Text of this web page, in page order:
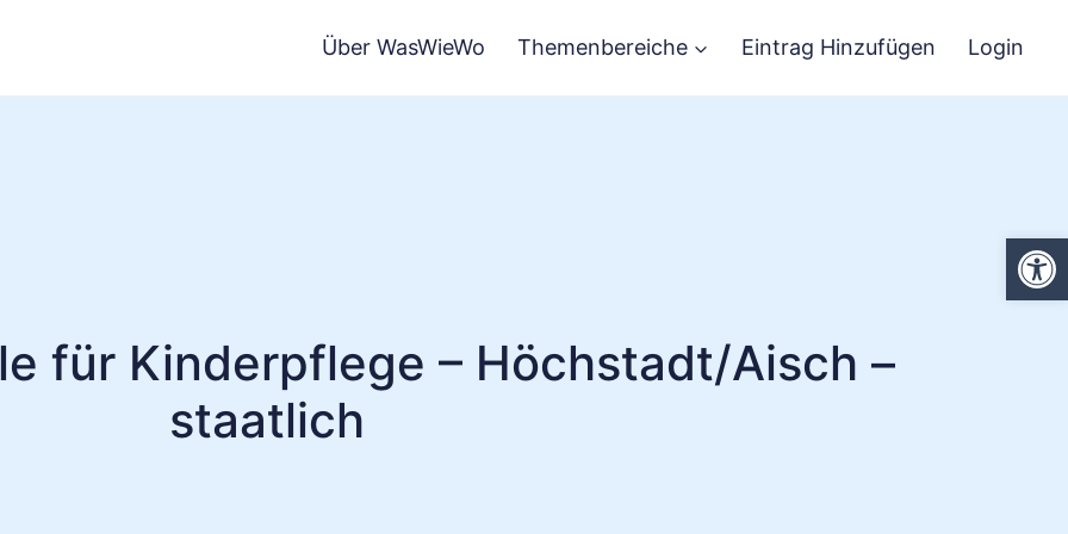
Über WasWieWo Themenbereiche Eintrag Hinzufügen Login
für Kinderpflege – Höchstadt/Aisch –
staatlich